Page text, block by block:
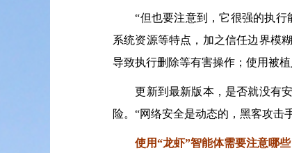
“但也要注意到，它很强的执行能
系统资源等特点，加之信任边界模
导致执行删除等有害操作；使用被
更新到最新版本，是否就没有安
险。“网络安全是动态的，黑客攻击
使用“龙虾”智能体需要注意哪些